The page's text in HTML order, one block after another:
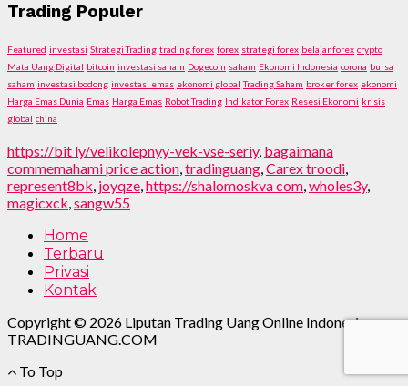
Trading Populer
Featured investasi Strategi Trading trading forex forex strategi forex belajar forex crypto
Mata Uang Digital bitcoin investasi saham Dogecoin saham Ekonomi Indonesia corona bursa
saham investasi bodong investasi emas ekonomi global Trading Saham broker forex ekonomi
Harga Emas Dunia Emas Harga Emas Robot Trading Indikator Forex Resesi Ekonomi krisis
global china
https://bit ly/velikolepnyy-vek-vse-seriy, bagaimana
commemahami price action,tradinguang,Carex troodi,
represent8bk, joyqze,https://shalomoskva com,wholes3y,
magicxck,sangw55
Home
Terbaru
Privasi
Kontak
Copyright © 2026 Liputan Trading Uang Online Indonesia.
TRADINGUANG.COM
To Top